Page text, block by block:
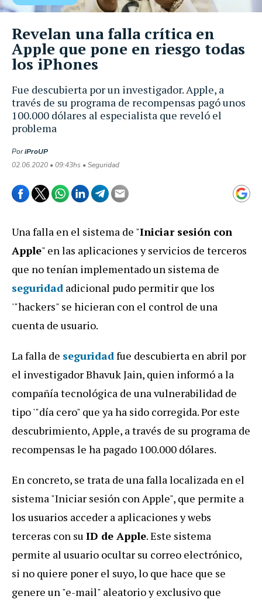
Fue descubierta por un investigador. Apple, a
través de su programa de recompensas pagó unos
100.000 dólares al especialista que reveló el
problema
PoriProUP
02.06.2020 • 09:43hs • Seguridad
Revelan una falla crítica en
Apple que pone en riesgo todas
los iPhones
Una falla en el sistema de "Iniciar sesión con
Apple" en las aplicaciones y servicios de terceros
que no tenían implementado un sistema de
seguridad adicional pudo permitir que los
'"hackers" se hicieran con el control de una
cuenta de usuario.
La falla de seguridadfue descubierta en abril por
el investigador Bhavuk Jain, quien informó a la
compañía tecnológica de una vulnerabilidad de
tipo '"día cero" que ya ha sido corregida. Por este
descubrimiento, Apple, a través de su programa de
recompensas le ha pagado 100.000 dólares.
En concreto, se trata de una falla localizada en el
sistema "Iniciar sesión con Apple", que permite a
los usuarios acceder a aplicaciones y webs
terceras con su ID de Apple. Este sistema
permite al usuario ocultar su correo electrónico,
si no quiere poner el suyo, lo que hace que se
genere un "e-mail" aleatorio y exclusivo que